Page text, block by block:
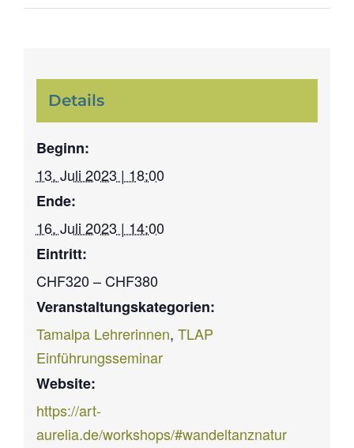
Details
Beginn:
13. Juli 2023 | 18:00
Ende:
16. Juli 2023 | 14:00
Eintritt:
CHF320 – CHF380
Veranstaltungskategorien:
Tamalpa Lehrerinnen, TLAP
Einführungsseminar
Website:
https://art-
aurelia.de/workshops/#wandeltanznatur